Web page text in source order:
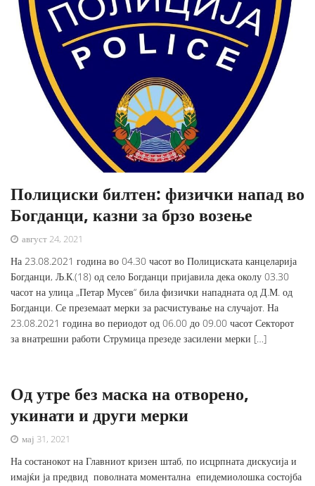
Полициски билтен: физички напад во
Богданци, казни за брзо возење
август 24, 2021
На 23.08.2021 година во 04.30 часот во Полициската канцеларија
Богданци, Љ.К.(18) од село Богданци пријавила дека околу 03.30
часот на улица „Петар Мусев“ била физички нападната од Д.М. од
Богданци. Се преземаат мерки за расчистување на случајот. На
23.08.2021 година во периодот од 06.00 до 09.00 часот Секторот
за внатрешни работи Струмица презеде засилени мерки […]
Од утре без маска на отворено,
укинати и други мерки
мај 31, 2021
На состанокот на Главниот кризен штаб, по исцрпната дискусија и
имајќи ја предвид поволната моментална епидемиолошка состојба